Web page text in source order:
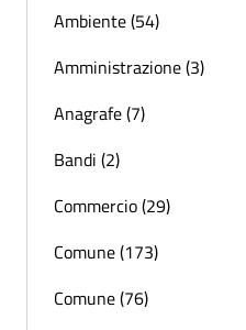
Ambiente (54)
Amministrazione (3)
Anagrafe (7)
Bandi (2)
Commercio (29)
Comune (173)
Comune (76)